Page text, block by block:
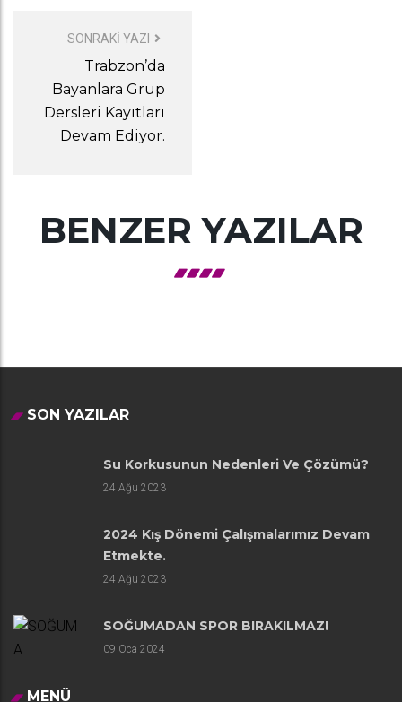
NAVIGATION
SONRAKI YAZI
Trabzon’da
Bayanlara Grup
Dersleri Kayıtları
Devam Ediyor.
BENZER YAZILAR
SON YAZILAR
Su Korkusunun Nedenleri Ve Çözümü?
24 Ağu 2023
2024 Kış Dönemi Çalışmalarımız Devam
Etmekte.
24 Ağu 2023
SOĞUMADAN SPOR BIRAKILMAZ!
09 Oca 2024
MENÜ